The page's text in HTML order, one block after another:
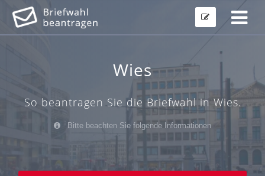
Wies
So beantragen Sie die Briefwahl in Wies.
Bitte beachten Sie folgende Informationen